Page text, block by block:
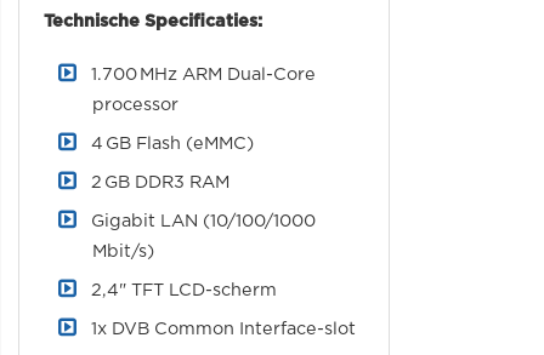
Technische Specificaties:
1.700 MHz ARM Dual-Core
processor
4 GB Flash (eMMC)
2 GB DDR3 RAM
Gigabit LAN (10/100/1000
Mbit/s)
2,4" TFT LCD-scherm
1x DVB Common Interface-slot